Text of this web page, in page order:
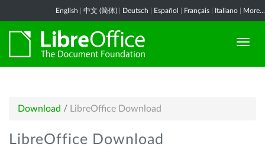
English 中文 (简体) Deutsch Español Français Italiano More...
Download / LibreOffice Download
LibreOffice Download